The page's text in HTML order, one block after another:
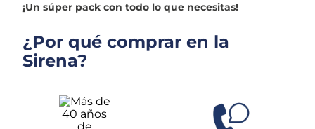
¡Un súper pack con todo lo que necesitas!
¿Por qué comprar en la
Sirena?